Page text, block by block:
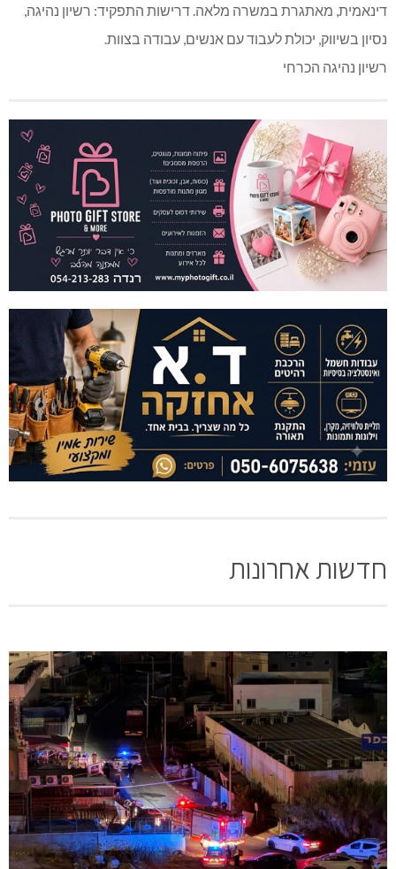
דינאמית, מאתגרת במשרה מלאה. דרישות התפקיד: רשיון נהיגה,
נסיון בשיווק, יכולת לעבוד עם אנשים, עבודה בצוות.
רשיון נהיגה הכרחי
חדשות אחרונות